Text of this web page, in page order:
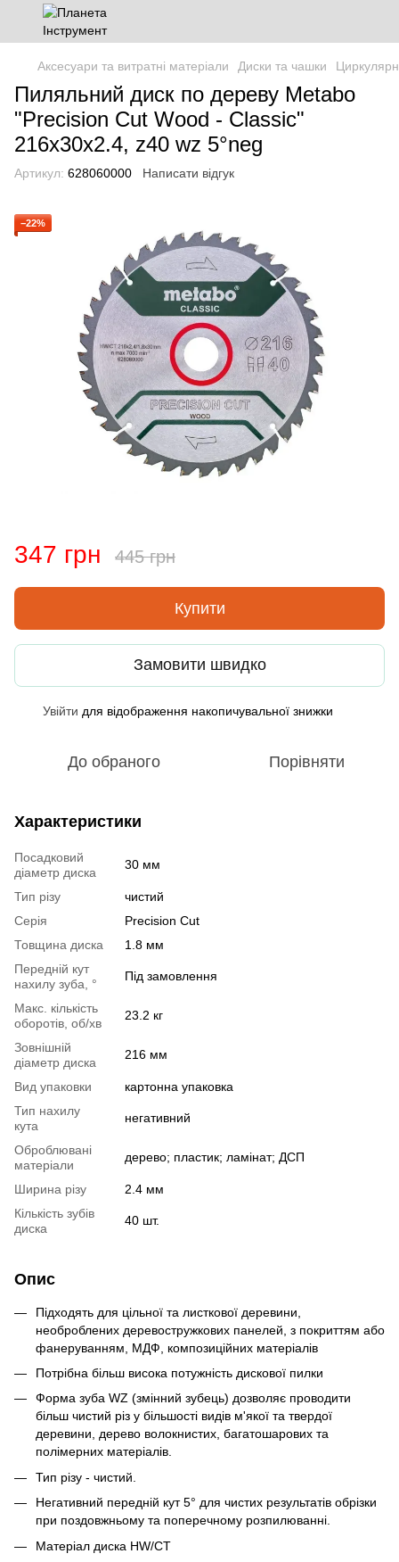
Аксесуари та витратні матеріали Диски та чашки
Пиляльний диск по дереву Metabo
"Precision Cut Wood - Classic"
216x30x2.4, z40 wz 5°neg
Артикул: 628060000 Написати відгук
−22%
347 грн 445 грн
Купити
Замовити швидко
Увійти для відображення накопичувальної знижки
До обраного Порівняти
Характеристики
Посадковий
діаметр диска
30 мм
Тип різу
чистий
Серія
Precision Cut
Товщина диска
1.8 мм
Передній кут
нахилу зуба, °
Під замовлення
Макс. кількість
оборотів, об/хв
23.2 кг
Зовнішній
діаметр диска
216 мм
Вид упаковки
картонна упаковка
Тип нахилу
кута
негативний
Оброблювані
матеріали
дерево; пластик; ламінат; ДСП
Ширина різу
2.4 мм
Кількість зубів
диска
40 шт.
Опис
Підходять для цільної та листкової деревини,
необроблених деревостружкових панелей, з покриттям або
фанеруванням, МДФ, композиційних матеріалів
Потрібна більш висока потужність дискової пилки
Форма зуба WZ (змінний зубець) дозволяє проводити
більш чистий різ у більшості видів м'якої та твердої
деревини, дерево волокнистих, багатошарових та
полімерних матеріалів.
Тип різу - чистий.
Негативний передній кут 5° для чистих результатів обрізки
при поздовжньому та поперечному розпилюванні.
Матеріал диска HW/CT